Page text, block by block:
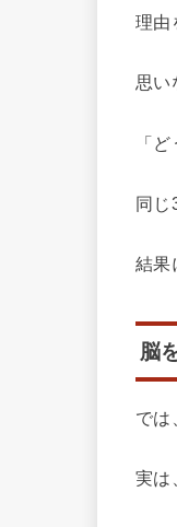
理由
思い
「
同じ
結果
脳
では
実は